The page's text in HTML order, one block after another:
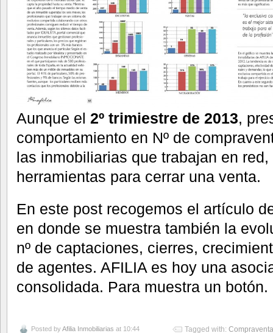
Aunque el 2º trimiestre de 2013,
comportamiento en Nº de
las inmobiliarias que trabajan en
herramientas para cerrar una venta.
En este post recogemos el artículo
en donde se muestra también la
nº de captaciones, cierres,
de agentes. AFILIA es hoy una
consolidada. Para muestra un botón.
Posted byAfilia Inmobiliarias at 10:44 Tagged with: Compraventa